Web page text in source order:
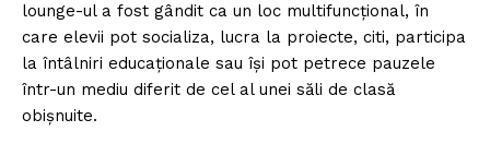
lounge-ul a fost gândit ca un loc multifuncțional, în
care elevii pot socializa, lucra la proiecte, citi, participa
la întâlniri educaționale sau își pot petrece pauzele
într-un mediu diferit de cel al unei săli de clasă
obișnuite.